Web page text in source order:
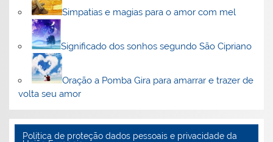
Simpatias e magias para o amor com mel
Significado dos sonhos segundo São Cipriano
Oração a Pomba Gira para amarrar e trazer de
volta seu amor
Politica de proteção dados pessoais e privacidade da